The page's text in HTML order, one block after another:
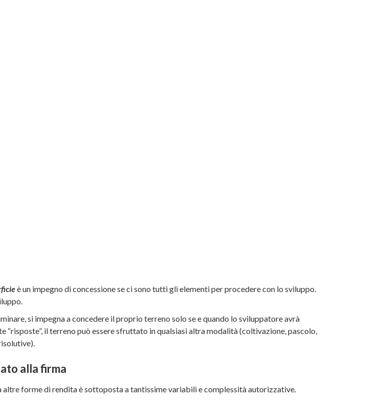
è un impegno di concessione se ci sono tutti gli elementi per procedere con lo sviluppo.
si impegna a concedere il proprio terreno solo se e quando lo sviluppatore avrà
il terreno può essere sfruttato in qualsiasi altra modalità (coltivazione, pascolo,
alla firma
altre forme di rendita è sottoposta a tantissime variabili e complessità autorizzative.